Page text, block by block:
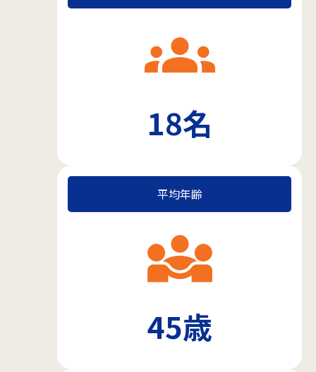
groups
18名
平均年齢
diversity_3
45歳